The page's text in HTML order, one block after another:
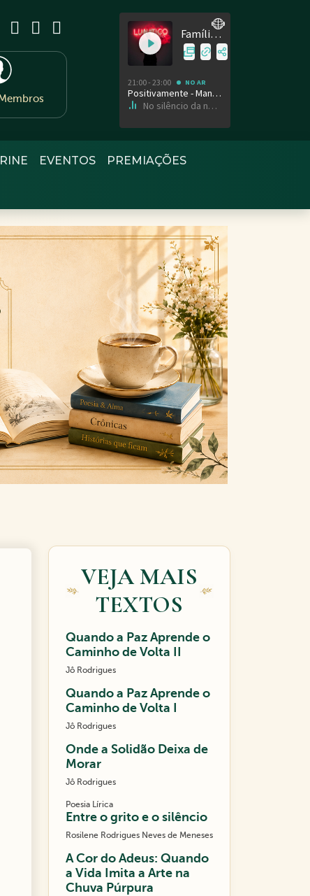
EVENTOS PREMIAÇÕES
Next
VEJA MAIS
TEXTOS
Quando a Paz Aprende o
Caminho de Volta II
Jô Rodrigues
Quando a Paz Aprende o
Caminho de Volta I
Jô Rodrigues
Onde a Solidão Deixa de
Morar
Jô Rodrigues
Poesia Lírica
Entre o grito e o silêncio
Rosilene Rodrigues Neves de Meneses
A Cor do Adeus: Quando
a Vida Imita a Arte na
Chuva Púrpura